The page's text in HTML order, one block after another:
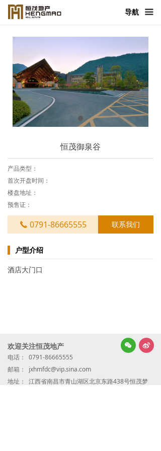
끀
首页
产品与服务
新闻中心
恒茂发展
人力资源
联系我们
导航
户型介绍
联系我们
끅 0791-86665555
产品类型：
首次开盘时间：
楼盘地址：
预售证：
恒茂御泉谷
酒店大门口
넇
너
电话：
0791-86665555
邮箱：
jxhmfdc@vip.sina.com
地址：
江西省南昌市青山湖区北京东路438号恒茂梦
欢迎关注恒茂地产